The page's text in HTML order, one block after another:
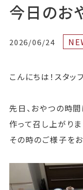
今日のお
2026/06/24
こんにちは！スタッ
先日、おやつの時
作って召し上がり
その時のご様子をお